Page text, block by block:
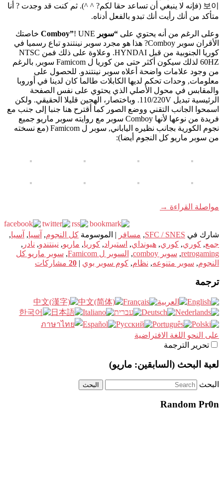
보이 (فإنه لا ينبغي أن تساعد حقا لكم? ^ ^). ثم كنت قد وجدت ? أنا
متأكد من أنك رأيت أنك تبدو بالفعل أدناه.
وعلى الرغم من أنه يحتوي على “سوبر Comboy”
! UNE خاصتك
الأقران سوبر Comboy? هذا هو مجرد سوبر نينتندو تباع رسميا في
كوريا الجنوبية من قبل HYNDAI. وعلاوة على ذلك فمن NTSC
60HZ لذلك سيكون أكثر حتى من كوريا ل Famicom سوبر, بالرغم
من وجود علامات واضحة أعلاه سوبر نينتندو. للحصول على
معلومات, وحدات تحكم لديها الكابلات طالما كان لدينا في أوروبا
والمقابس في محول الأصلي الذي يحتوي على نفس الصفحة
الرئيسية تبديل 110/220V. وباختصار، الهجين قليلا الحقيقي. ولكن
اسمحوا الجانب التقني ووضع الصور كما أقترح هنا جنبا إلى جنب مع
فريدة من نوعها لأنها Comboy سوبر مع روايته سوبر ماريو جميع
نجوم الكورية بجانب نظيره الياباني, سوبر ل Famicom (مع نسخته
من سوبر ماريو كل النجوم أيضا):
مواصلة القراءة →
شارك في SFC / SNES
, مسافر | الموسومة كل النجوم, آسيا, آسيا,
جمع, كوري, كوري, هيونداي, استيراد, كوريا, ماريو, نينتندو, نادر ,
retrogaming
, سوبر comboy , السوبر ل Famicom , سوبر ماريو كل
النجوم, سوبر متنوعه, نظام, كوم سوبر بوي |
20 مشاركات
ترجمة
على النحو اللغة الافتراضية
تحرير الترجمة
لعبة البحث (السابقين: ماريو)
البحث
Random Pr0n